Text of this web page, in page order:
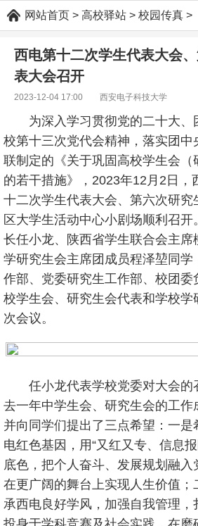
网站首页 > 高校驿站 > 校园传真 >
西电第十二次学生代表大会
表大会召开
2023-12-04 17:00 西安电子科技大学
为深入学习贯彻党的二十大、
校第十三次党代会精神，落实团中
联制定的《关于巩固高校学生会（
的若干措施》，2023年12月2日，
十二次学生代表大会、第六次研究
区大学生活动中心小剧场顺利召
长任小龙、陕西省学生联合会主席
学研究生会主席团成员程泽堃同学
作部、党委研究生工作部、校团委
校学生会、研究生会代表和学校学
次会议。
任小龙代表学校党委对大会的
去一年中学生会、研究生会的工作
并向同学们提出了三点希望：一是
电红色基因，用“又红又专、信息
底色，把个人奋斗、发展规划融入
在更广阔的舞台上实现人生价值
承西电良好学风，加强自我管理，